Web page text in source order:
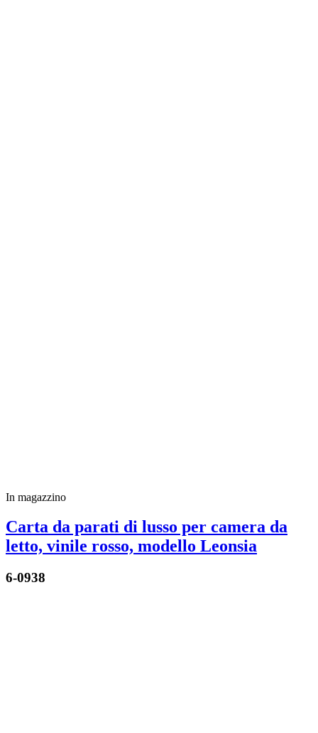
In magazzino
Carta da parati di lusso per camera da
letto, vinile rosso, modello Leonsia
6-0938